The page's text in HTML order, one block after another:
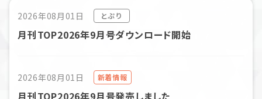
2026年08月01日 とぷり
月刊TOP2026年9月号ダウンロード開始
2026年08月01日 新着情報
月刊TOP2026年9月号発売しました